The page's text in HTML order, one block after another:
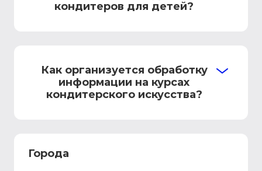
кондитеров для детей?
Как организуется обработку
информации на курсах
кондитерского искусства?
Города